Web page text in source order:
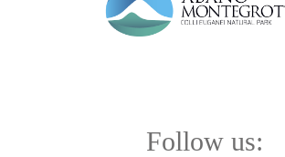
Follow us: